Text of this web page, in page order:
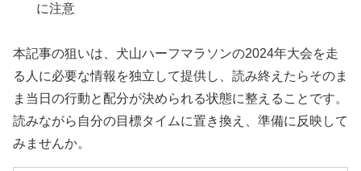
に注意
本記事の狙いは、犬山ハーフマラソンの2024年大会を走
る人に必要な情報を独立して提供し、読み終えたらそのま
ま当日の行動と配分が決められる状態に整えることです。
読みながら自分の目標タイムに置き換え、準備に反映して
みませんか。